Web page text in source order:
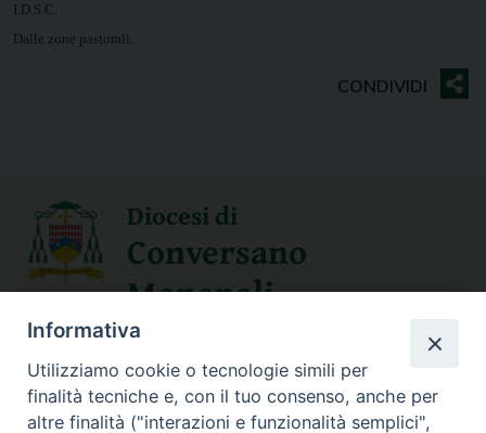
I.D.S.C.
Dalle zone pastorali.
Diocesi di
Conversano
Monopoli
SEGUICI SU
Informativa
Utilizziamo cookie o tecnologie simili per
finalità tecniche e, con il tuo consenso, anche per
altre finalità ("interazioni e funzionalità semplici",